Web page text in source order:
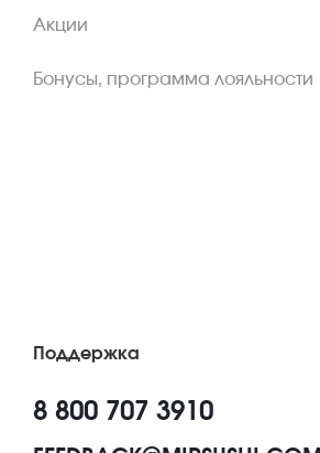
Акции
Бонусы, программа лояльности
Поддержка
8 800 707 3910